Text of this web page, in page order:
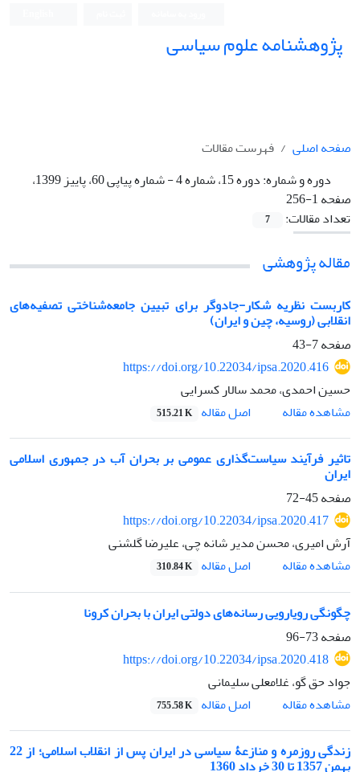
پژوهشنامه علوم سیاسی
صفحه اصلی
فهرست مقالات
دوره و شماره:
دوره 15، شماره 4 - شماره پیاپی 60، پاییز 1399،
صفحه 1-256
تعداد مقالات:
7
مقاله پژوهشی
کاربست نظریه شکار-جادوگر برای تبیین جامعه‌شناختی تصفیه‌های
انقلابی (روسیه، چین و ایران)
صفحه7-43
https://doi.org/10.22034/ipsa.2020.416
حسین احمدی، محمد سالار کسرایی
مشاهده مقاله
اصل مقاله 515.21 K
تاثیر فرآیند سیاست‌گذاری عمومی بر بحران آب در جمهوری اسلامی
ایران
صفحه45-72
https://doi.org/10.22034/ipsa.2020.417
آرش امیری، محسن مدیر شانه چی، علیرضا گلشنی
مشاهده مقاله
اصل مقاله 310.84 K
چگونگی رویارویی رسانه‌های دولتی ایران با بحران کرونا
صفحه73-96
https://doi.org/10.22034/ipsa.2020.418
جواد حق گو، غلامعلی سلیمانی
مشاهده مقاله
اصل مقاله 755.58 K
زندگی روزمره و منازعۀ سیاسی در ایران پس از انقلاب اسلامی؛ از 22
بهمن 1357 تا 30 خرداد 1360